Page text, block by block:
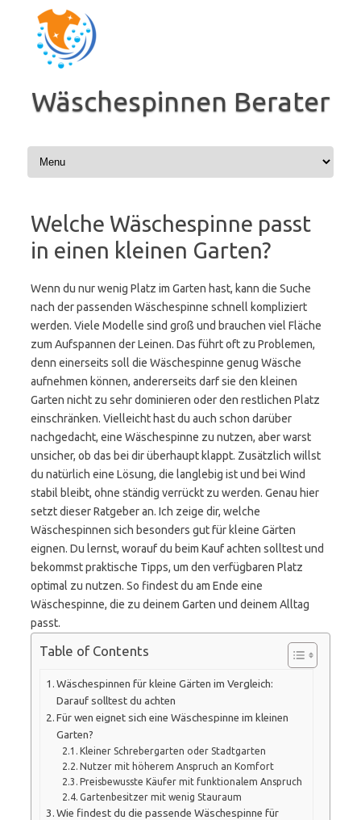
Inhalt
springen
Wäschespinnen Berater
Welche Wäschespinne passt
in einen kleinen Garten?
Wenn du nur wenig Platz im Garten hast, kann die Suche
nach der passenden Wäschespinne schnell kompliziert
werden. Viele Modelle sind groß und brauchen viel Fläche
zum Aufspannen der Leinen. Das führt oft zu Problemen,
denn einerseits soll die Wäschespinne genug Wäsche
aufnehmen können, andererseits darf sie den kleinen
Garten nicht zu sehr dominieren oder den restlichen Platz
einschränken. Vielleicht hast du auch schon darüber
nachgedacht, eine Wäschespinne zu nutzen, aber warst
unsicher, ob das bei dir überhaupt klappt. Zusätzlich willst
du natürlich eine Lösung, die langlebig ist und bei Wind
stabil bleibt, ohne ständig verrückt zu werden. Genau hier
setzt dieser Ratgeber an. Ich zeige dir, welche
Wäschespinnen sich besonders gut für kleine Gärten
eignen. Du lernst, worauf du beim Kauf achten solltest und
bekommst praktische Tipps, um den verfügbaren Platz
optimal zu nutzen. So findest du am Ende eine
Wäschespinne, die zu deinem Garten und deinem Alltag
passt.
Table of Contents
Wäschespinnen für kleine Gärten im Vergleich:
Darauf solltest du achten
Für wen eignet sich eine Wäschespinne im kleinen
Garten?
Kleiner Schrebergarten oder Stadtgarten
Nutzer mit höherem Anspruch an Komfort
Preisbewusste Käufer mit funktionalem Anspruch
Gartenbesitzer mit wenig Stauraum
Wie findest du die passende Wäschespinne für